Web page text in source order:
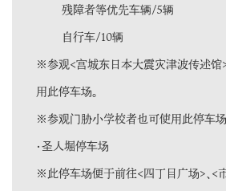
残障者等优先车辆/5辆
自行车/10辆
※参观<宫城东日本大震灾津波传述馆
用此停车场。
※参观门胁小学校者也可使用此停车场
・圣人堀停车场
※此停车场便于前往<四丁目广场>、<